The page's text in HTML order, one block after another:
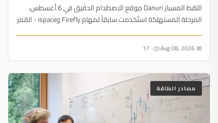
التقط المسبار Danuri موقع الاصطدام الدقيق في 6 أغسطس،
المرحلة المستهلكة استُخدمت سابقاً لمهام Firefly وispace - القمر
📅 Aug 08, 2026
مصادر الطاقة